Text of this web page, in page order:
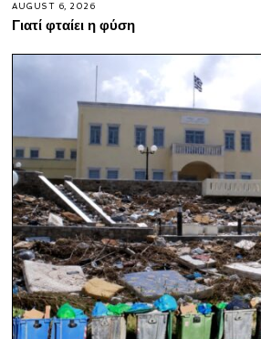
AUGUST 6, 2026
Γιατί φταίει η φύση